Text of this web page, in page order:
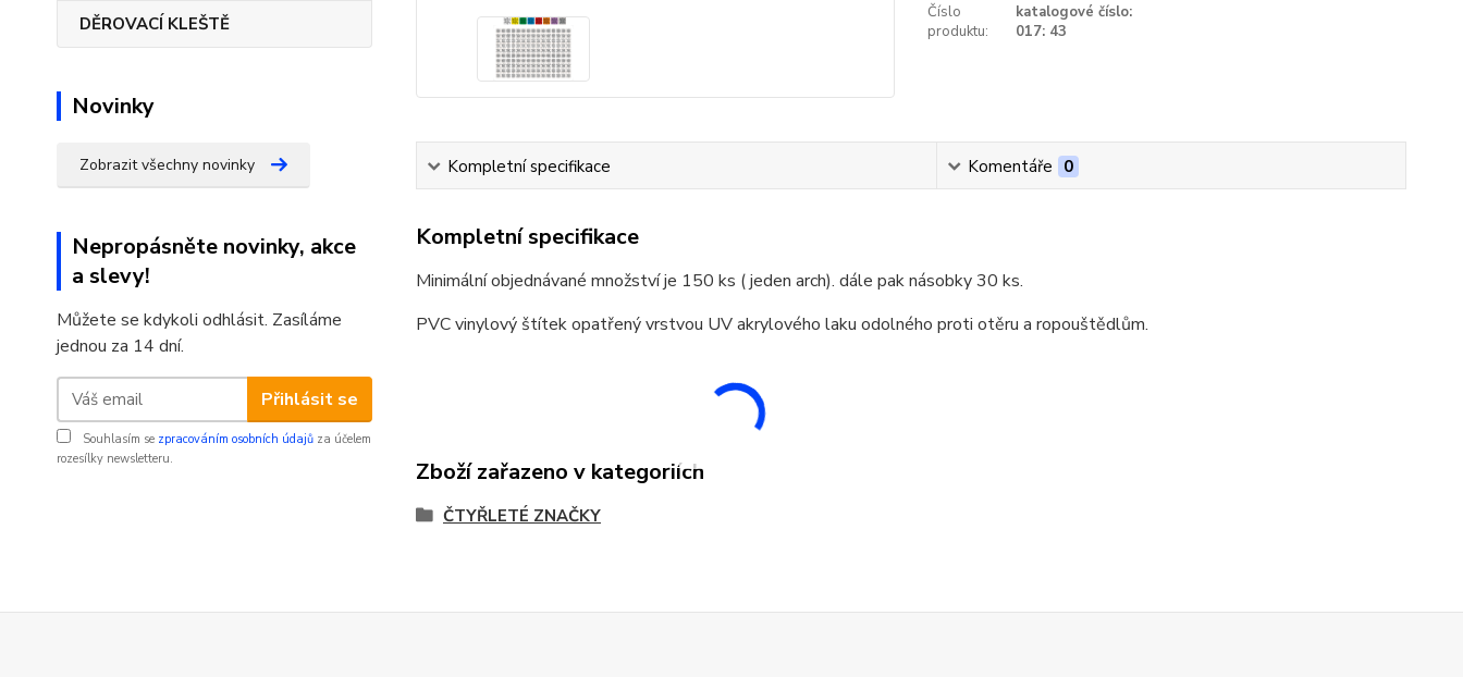
DĚROVACÍ KLEŠTĚ
Novinky
Zobrazit všechny novinky
Nepropásněte novinky, akce
a slevy!
Můžete se kdykoli odhlásit. Zasíláme
jednou za 14 dní.
Přihlásit se
Souhlasím se zpracováním osobních údajů za účelem
rozesílky newsletteru.
Číslo
produktu:
katalogové číslo:
017: 43
Kompletní specifikace Komentáře 0
Kompletní specifikace
Minimální objednávané množství je 150 ks ( jeden arch). dále pak násobky 30 ks.
PVC vinylový štítek opatřený vrstvou UV akrylového laku odolného proti otěru a ropouštědlům.
Zboží zařazeno v kategoriích
ČTYŘLETÉ ZNAČKY